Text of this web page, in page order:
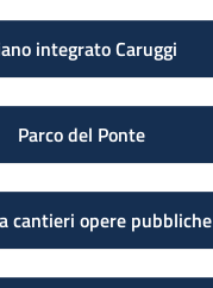
integrato Caruggi
Parco del Ponte
cantieri opere pubbliche